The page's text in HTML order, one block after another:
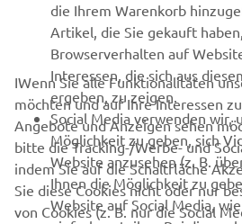
NEWSLETTER
Erfahre als Erster von den neuesten
Sonderveranstaltungen,
ABONNIEREN
Lesen Sie unsere Datenschutzrichtlinie,
die Ihrem Warenkorb
Artikel, die Sie gekauft
Browserverhalten auf
Interessen, die sich aus
ergeben, zu zeigen.
Social Media verwenden wir,
Möglichkeit zu geben, sich
Website anzusehen (z. B.
Ihnen die Möglichkeit zu
Website auf Social Media,
IWenn Sie alle Funktionalitäten
möchten und auf Ihre Interessen
Angebote und Anzeigen sehen
bitte die Tracking-/Werbe- und
indem Sie auf die Schaltfläche
Sie diese Cookies nicht oder nur
von Cookies (z. B. nur die Social